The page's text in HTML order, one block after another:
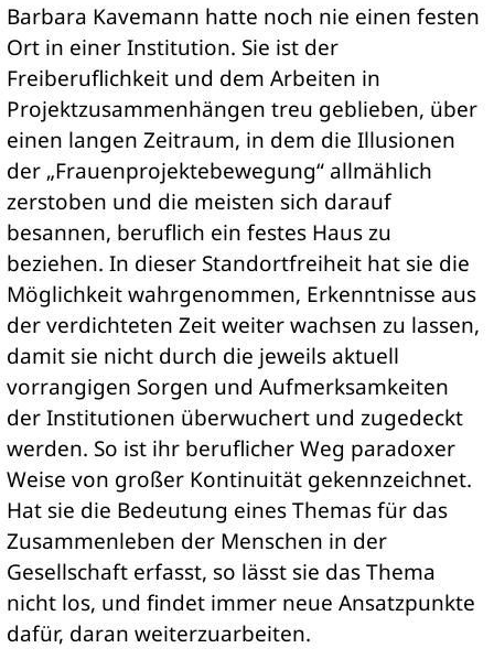
Barbara Kavemann hatte noch nie einen festen
Ort in einer Institution. Sie ist der
Freiberuflichkeit und dem Arbeiten in
Projektzusammenhängen treu geblieben, über
einen langen Zeitraum, in dem die Illusionen
der „Frauenprojektebewegung“ allmählich
zerstoben und die meisten sich darauf
besannen, beruflich ein festes Haus zu
beziehen. In dieser Standortfreiheit hat sie die
Möglichkeit wahrgenommen, Erkenntnisse aus
der verdichteten Zeit weiter wachsen zu lassen,
damit sie nicht durch die jeweils aktuell
vorrangigen Sorgen und Aufmerksamkeiten
der Institutionen überwuchert und zugedeckt
werden. So ist ihr beruflicher Weg paradoxer
Weise von großer Kontinuität gekennzeichnet.
Hat sie die Bedeutung eines Themas für das
Zusammenleben der Menschen in der
Gesellschaft erfasst, so lässt sie das Thema
nicht los, und findet immer neue Ansatzpunkte
dafür, daran weiterzuarbeiten.